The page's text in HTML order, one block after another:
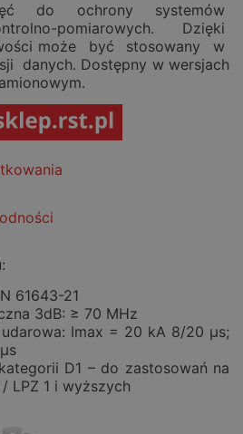
do ochrony systemów
pomiarowych. Dzięki
może być stosowany w
danych. Dostępny w wersjach
61643-21
3dB: ≥ 70 MHz
Imax = 20 kA 8/20 μs;
D1 – do zastosowań na
LPZ 1 i wyższych